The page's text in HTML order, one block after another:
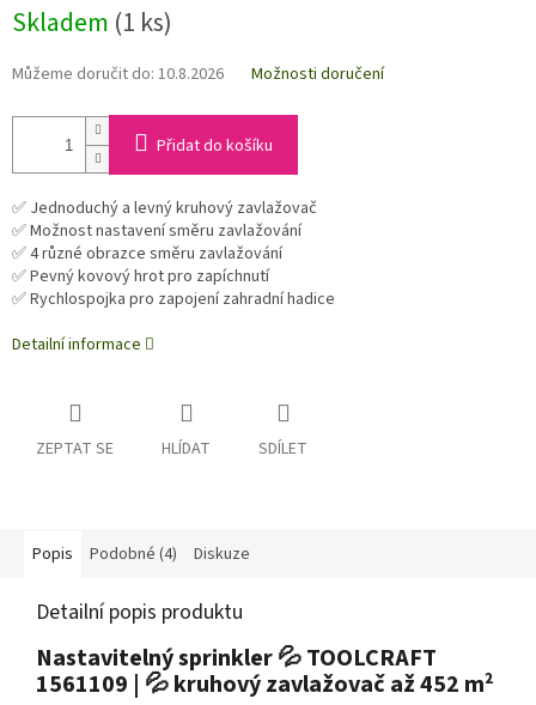
Skladem (1 ks)
Můžeme doručit do: 10.8.2026 Možnosti doručení
Přidat do košíku
✅ Jednoduchý a levný kruhový zavlažovač
✅ Možnost nastavení směru zavlažování
✅ 4 různé obrazce směru zavlažování
✅ Pevný kovový hrot pro zapíchnutí
✅ Rychlospojka pro zapojení zahradní hadice
Detailní informace
ZEPTAT SE HLÍDAT SDÍLET
Popis Podobné (4) Diskuze
Detailní popis produktu
Nastavitelný sprinkler 💦 TOOLCRAFT
1561109 | 💦 kruhový zavlažovač až 452 m²